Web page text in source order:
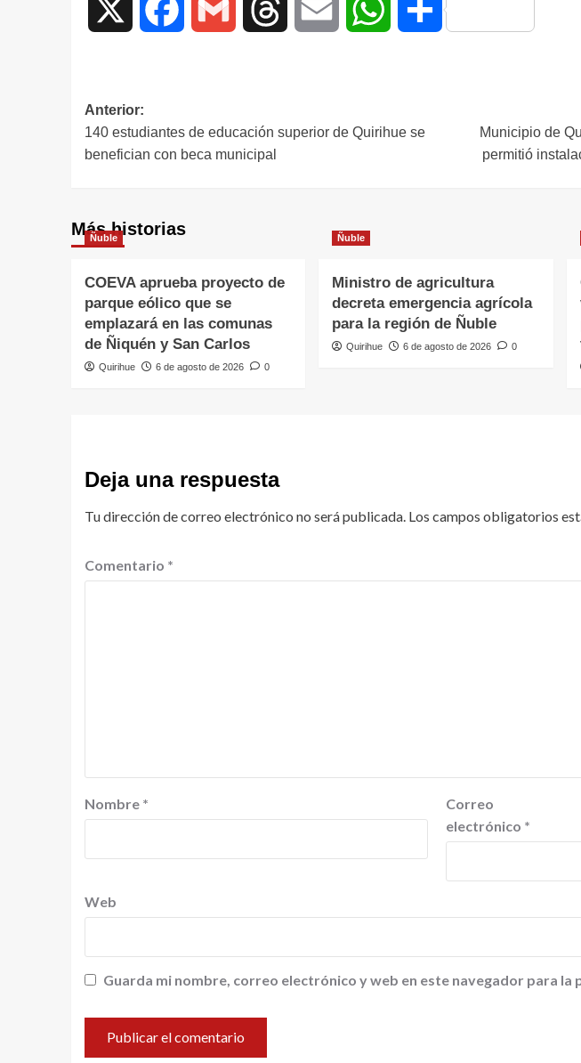
Facebook Gmail Threads Email WhatsAppCompartir
Anterior:
140 estudiantes de educación superior de Quirihue se
benefician con beca municipal
Municipio de
permitió
Más historias
Ñuble
COEVA aprueba proyecto de
parque eólico que se
emplazará en las comunas
de Ñiquén y San Carlos
Quirihue 6 de agosto de 2026 0
Ñuble
Ministro de agricultura
decreta emergencia agrícola
para la región de Ñuble
Quirihue 6 de agosto de 2026 0
Deja una respuesta
Tu dirección de correo electrónico no será publicada. Los campos obligatorios
Comentario *
Nombre *
Correo
electrónico *
Web
Guarda mi nombre, correo electrónico y web en este navegador para la